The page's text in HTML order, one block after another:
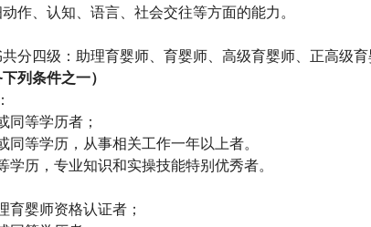
作、认知、语言、社会交往等方面的能力 。
分四级：助理育婴师、育婴师、高级育婴师、正高级育
列条件之一）
同等学历者；
同等学历，从事相关工作一年以上者。
学历，专业知识和实操技能特别优秀者。
育婴师资格认证者；